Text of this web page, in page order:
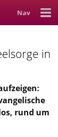
Nav
in
rund um